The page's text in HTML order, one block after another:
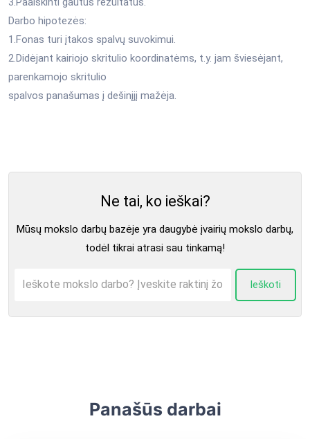
Darbo hipotezės:
1.Fonas turi įtakos spalvų suvokimui.
2.Didėjant kairiojo skritulio koordinatėms, t.y. jam šviesėjant,
parenkamojo skritulio
spalvos panašumas į dešinįjį mažėja.
Ne tai, ko ieškai?
Mūsų mokslo darbų bazėje yra daugybė įvairių mokslo darbų,
todėl tikrai atrasi sau tinkamą!
Ieškoti
Panašūs darbai